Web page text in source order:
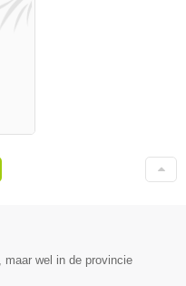
maar wel in de provincie